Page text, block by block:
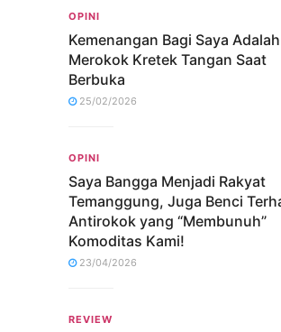
OPINI
Kemenangan Bagi Saya Adalah
Merokok Kretek Tangan Saat
Berbuka
25/02/2026
OPINI
Saya Bangga Menjadi Rakyat
Temanggung, Juga Benci
Antirokok yang “Membunuh”
Komoditas Kami!
23/04/2026
REVIEW